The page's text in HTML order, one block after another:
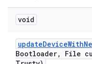
void
updateDeviceWith
Bootloader, File